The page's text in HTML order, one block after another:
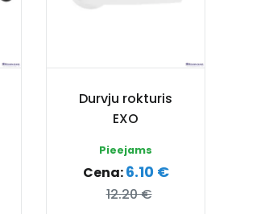
Durvju rokturis
EXO
Pieejams
Cena:6.10 €
12.20 €